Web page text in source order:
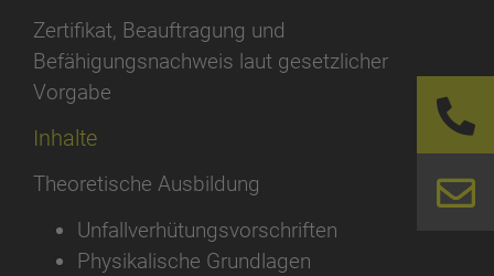
Zertifikat, Beauftragung und
Befähigungsnachweis laut gesetzlicher
Vorgabe
Inhalte
Theoretische Ausbildung
Unfallverhütungsvorschriften
Physikalische Grundlagen